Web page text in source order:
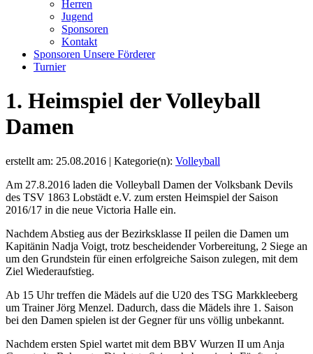
Herren
Jugend
Sponsoren
Kontakt
Sponsoren Unsere Förderer
Turnier
1. Heimspiel der Volleyball
Damen
erstellt am: 25.08.2016 | Kategorie(n): Volleyball
Am 27.8.2016 laden die Volleyball Damen der Volksbank Devils
des TSV 1863 Lobstädt e.V. zum ersten Heimspiel der Saison
2016/17 in die neue Victoria Halle ein.
Nachdem Abstieg aus der Bezirksklasse II peilen die Damen um
Kapitänin Nadja Voigt, trotz bescheidender Vorbereitung, 2 Siege an
um den Grundstein für einen erfolgreiche Saison zulegen, mit dem
Ziel Wiederaufstieg.
Ab 15 Uhr treffen die Mädels auf die U20 des TSG Markkleeberg
um Trainer Jörg Menzel. Dadurch, dass die Mädels ihre 1. Saison
bei den Damen spielen ist der Gegner für uns völlig unbekannt.
Nachdem ersten Spiel wartet mit dem BBV Wurzen II um Anja